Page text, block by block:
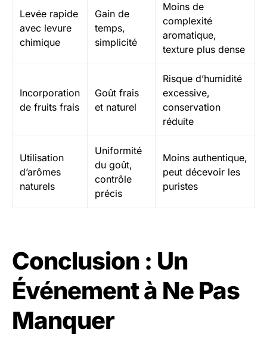
Levée rapide
avec levure
chimique
Gain de
temps,
simplicité
Moins de
complexité
aromatique,
texture plus dense
Incorporation
de fruits frais
Goût frais
et naturel
Risque d’humidité
excessive,
conservation
réduite
Utilisation
d’arômes
naturels
Uniformité
du goût,
contrôle
précis
Moins authentique,
peut décevoir les
puristes
Conclusion : Un
Événement à Ne Pas
Manquer